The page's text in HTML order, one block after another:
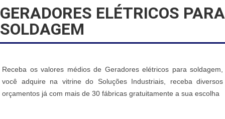
GERADORES ELÉTRICOS PARA
SOLDAGEM
Receba os valores médios de Geradores elétricos para soldagem,
você adquire na vitrine do Soluções Industriais, receba diversos
orçamentos já com mais de 30 fábricas gratuitamente a sua escolha